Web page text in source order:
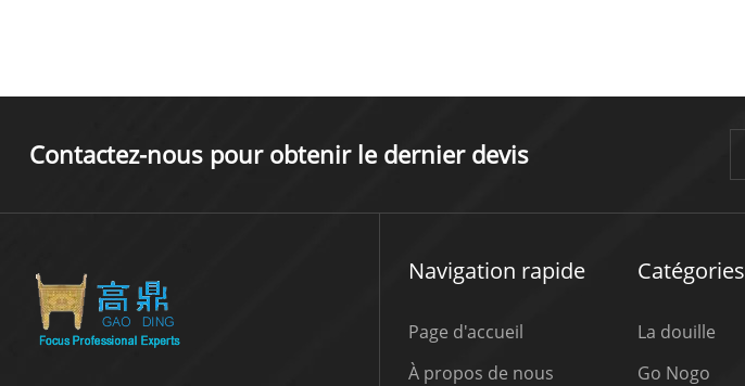
Contactez-nous pour obtenir le dernier devis
Navigation rapide
Page d'accueil
À propos de nous
Catégories
La douille
Go Nogo